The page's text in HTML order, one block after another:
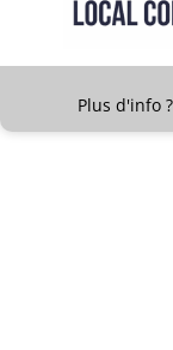
Plus d'info